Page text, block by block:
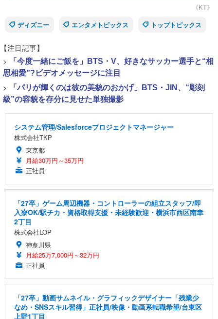
《KT》
ディズニー
エンタメトピックス トップトピックス
【注目記事】
>
「今度一緒にご飯を」BTS・V、好きなサッカー選手と“相
思相愛”?ビデオメッセージに注目
>
「パリが輝くのは彼の美貌のおかげ」BTS・JIN、“彫刻
級”の容貌を存分に見せた単独撮影
システム管理/Salesforceプロジェクトマネージャー
株式会社TKP
東京都
月給30万円～35万円
正社員
「27卒」ゲーム周辺機器・コントローラーの組立スタッフ/即
入寮OK/駅チカ・資格取得支援・未経験歓迎・横浜市西区南幸
2丁目
株式会社LOP
神奈川県
月給25万7,000円～32万円
正社員
「27卒」動画サムネイル・グラフィックデザイナー「残業少
なめ・SNSスキル習得」正社員/映像・動画系転職希望/台東区
上野1丁目